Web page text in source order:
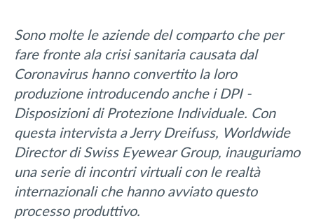
Sono molte le aziende del comparto che per
fare fronte ala crisi sanitaria causata dal
Coronavirus hanno convertito la loro
produzione introducendo anche i DPI -
Disposizioni di Protezione Individuale. Con
questa intervista a Jerry Dreifuss, Worldwide
Director di Swiss Eyewear Group, inauguriamo
una serie di incontri virtuali con le realtà
internazionali che hanno avviato questo
processo produttivo.